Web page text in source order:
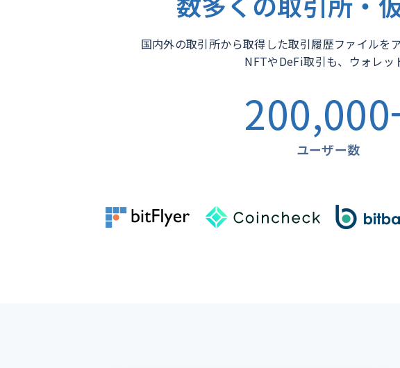
国内外の取引所から取得した取引履歴ファイルを
NFTやDeFi取引も、ウォレッ
ユーザー数